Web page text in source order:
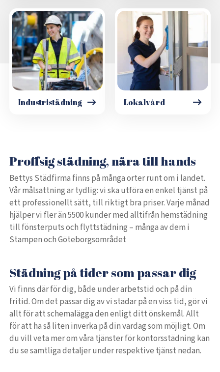
Industristädning Lokalvård
Proffsig städning, nära till hands
Bettys Städfirma finns på många orter runt om i landet.
Vår målsättning är tydlig: vi ska utföra en enkel tjänst på
ett professionellt sätt, till riktigt bra priser. Varje månad
hjälper vi fler än 5500 kunder med alltifrån hemstädning
till fönsterputs och flyttstädning – många av dem i
Stampen och Göteborgsområdet
Städning på tider som passar dig
Vi finns där för dig, både under arbetstid och på din
fritid. Om det passar dig av vi städar på en viss tid, gör vi
allt för att schemalägga den enligt ditt önskemål. Allt
för att ha så liten inverka på din vardag som möjligt. Om
du vill veta mer om våra tjänster för kontorsstädning kan
du se samtliga detaljer under respektive tjänst nedan.